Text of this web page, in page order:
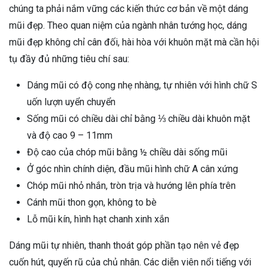
chúng ta phải nắm vững các kiến thức cơ bản về một dáng
mũi đẹp. Theo quan niệm của ngành nhân tướng học, dáng
mũi đẹp không chỉ cân đối, hài hòa với khuôn mặt mà cần hội
tụ đầy đủ những tiêu chí sau:
Dáng mũi có độ cong nhẹ nhàng, tự nhiên với hình chữ S
uốn lượn uyển chuyển
Sống mũi có chiều dài chỉ bằng ⅓ chiều dài khuôn mặt
và độ cao 9 – 11mm
Độ cao của chóp mũi bằng ½ chiều dài sống mũi
Ở góc nhìn chính diện, đầu mũi hình chữ A cân xứng
Chóp mũi nhỏ nhắn, tròn trịa và hướng lên phía trên
Cánh mũi thon gọn, không to bè
Lỗ mũi kín, hình hạt chanh xinh xắn
Dáng mũi tự nhiên, thanh thoát góp phần tạo nên vẻ đẹp
cuốn hút, quyến rũ của chủ nhân. Các diễn viên nổi tiếng với